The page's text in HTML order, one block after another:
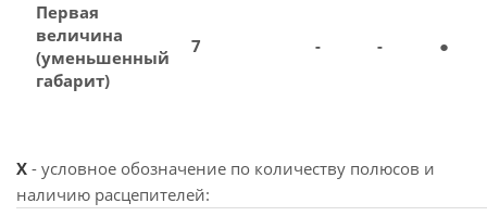
Первая
величина
(уменьшенный
габарит)
7 - - ●
X - условное обозначение по количеству полюсов и
наличию расцепителей: